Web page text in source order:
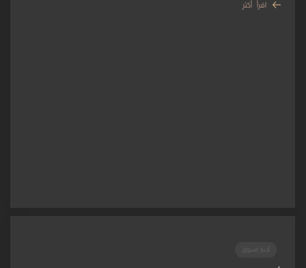
اقرأ أكثر
أخبار السوق